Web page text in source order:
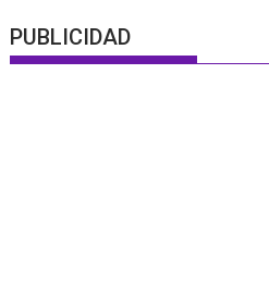
PUBLICIDAD